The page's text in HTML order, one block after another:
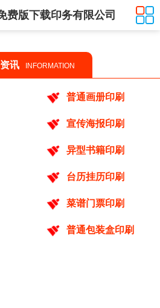
费版下载印务有限公司
资讯 INFORMATION
普通画册印刷
宣传海报印刷
异型书籍印刷
台历挂历印刷
菜谱门票印刷
普通包装盒印刷